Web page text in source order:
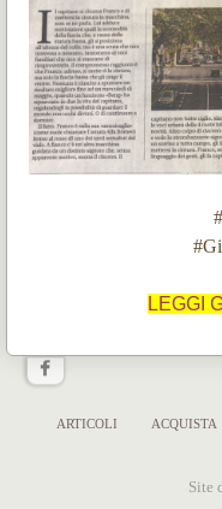
LEGGI
ARTICOLI ACQUISTA
Site